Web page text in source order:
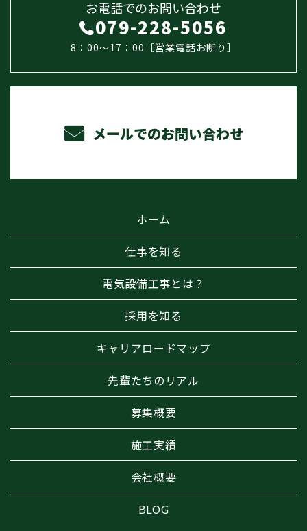
お電話でのお問い合わせ
079-228-5056
8：00～17：00［営業電話お断り］
メールでのお問い合わせ
ホーム
仕事を知る
電気設備工事とは？
採用を知る
キャリアロードマップ
先輩たちのリアル
募集概要
施工実績
会社概要
BLOG